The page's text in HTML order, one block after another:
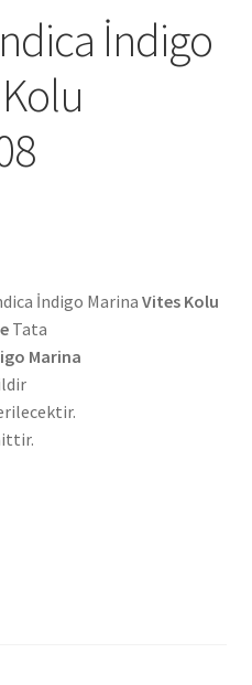
İndigo
İndigo MarinaVites Kolu
Tata
Marina